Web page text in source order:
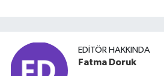
EDITÖR HAKKINDA
Fatma Doruk